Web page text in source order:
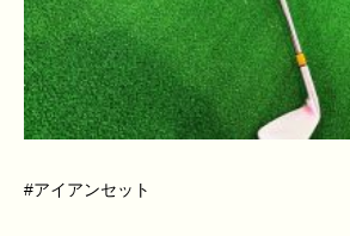
#アイアンセット